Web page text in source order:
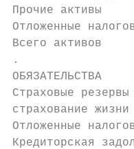
Прочие
Отложенные
Всего
.
ОБЯЗАТЕЛЬСТВА
Страховые
страхование
Отложенные
Кредиторская